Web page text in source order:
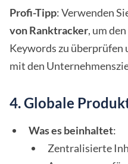
Profi-Tipp: Verwenden
von Ranktracker, um
Keywords zu überprüfen
mit den
4. Globale
Was es beinhaltet:
Zentralisierte